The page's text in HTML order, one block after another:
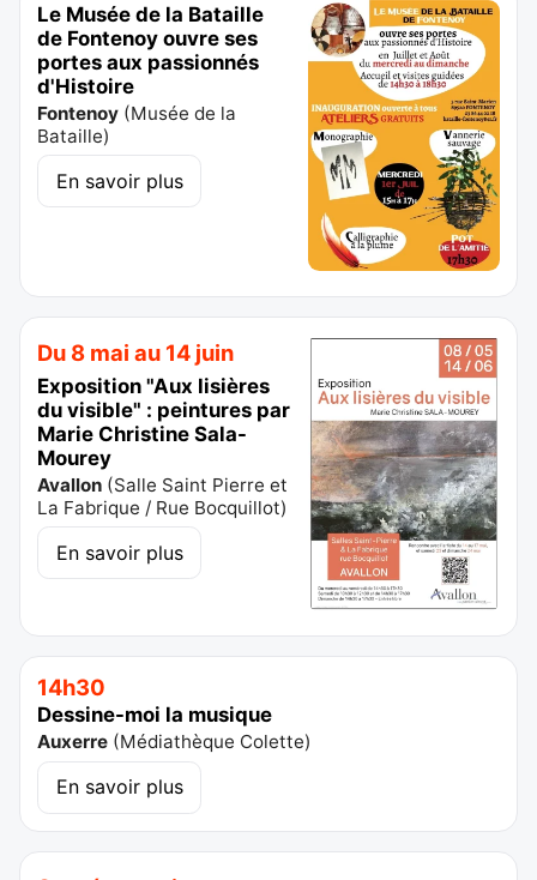
Le Musée de la Bataille
de Fontenoy ouvre ses
portes aux passionnés
d'Histoire
Fontenoy (Musée de la
Bataille)
En savoir plus
Du 8 mai au 14 juin
Exposition "Aux lisières
du visible" : peintures par
Marie Christine Sala-
Mourey
Avallon (Salle Saint Pierre et
La Fabrique / Rue Bocquillot)
En savoir plus
14h30
Dessine-moi la musique
Auxerre (Médiathèque Colette)
En savoir plus